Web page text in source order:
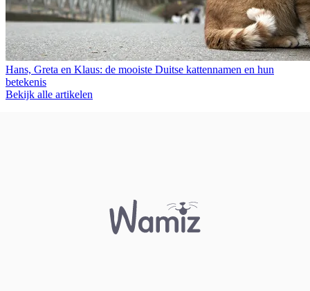
Hans, Greta en Klaus: de mooiste Duitse kattennamen en hun
betekenis
Bekijk alle artikelen